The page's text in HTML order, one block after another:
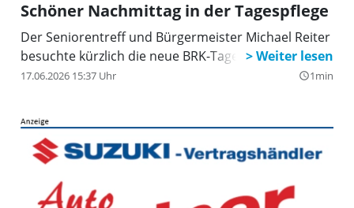
Schöner Nachmittag in der Tagespflege
Der Seniorentreff und Bürgermeister Michael Reiter
besuchte kürzlich die neue BRK-Tagespflege.
17.06.2026 15:37 Uhr query_builder1min